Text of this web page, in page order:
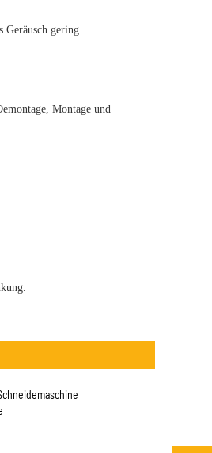
Geräusch gering.
Montage und